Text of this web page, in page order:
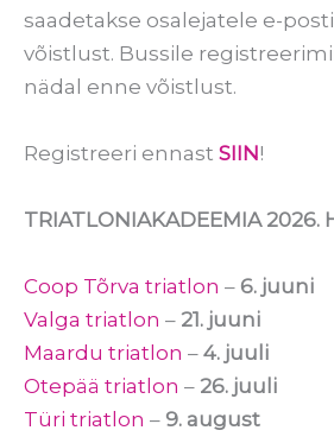
saadetakse osalejatele e-
võistlust. Bussile
nädal enne võistlust.
Registreeri ennast SIIN!
TRIATLONIAKADEEMIA 2026.
Coop Tõrva triatlon – 6. juuni
Valga triatlon – 21. juuni
Maardu triatlon – 4. juuli
Otepää triatlon – 26. juuli
Türi triatlon – 9. august